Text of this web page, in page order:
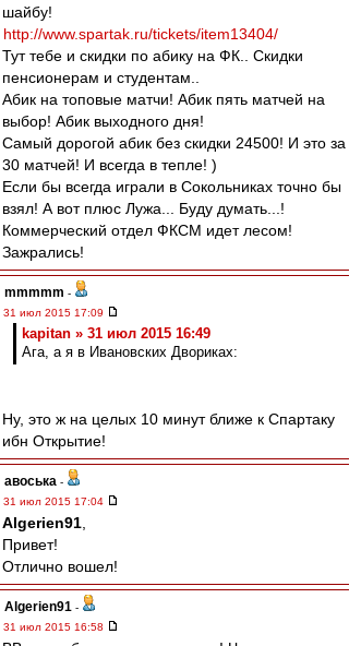
шайбу!
http://www.spartak.ru/tickets/item13404/
Тут тебе и скидки по абику на ФК.. Скидки
пенсионерам и студентам..
Абик на топовые матчи! Абик пять матчей на
выбор! Абик выходного дня!
Самый дорогой абик без скидки 24500! И это за
30 матчей! И всегда в тепле! )
Если бы всегда играли в Сокольниках точно бы
взял! А вот плюс Лужа... Буду думать...!
Коммерческий отдел ФКСМ идет лесом!
Зажрались!
mmmmm -
31 июл 2015 17:09
kapitan » 31 июл 2015 16:49
Ага, а я в Ивановских Двориках:
Ну, это ж на целых 10 минут ближе к Спартаку
ибн Открытие!
авоська -
31 июл 2015 17:04
Algerien91
Привет!
Отлично вошел!
Algerien91 -
31 июл 2015 16:58